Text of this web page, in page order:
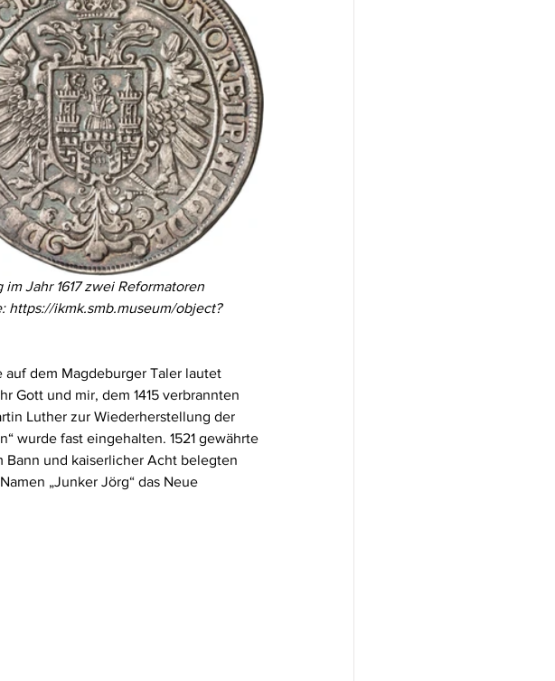
Jahr 1617 zwei Reformatoren
https://ikmk.smb.museum/object?
dem Magdeburger Taler lautet
Gott und mir, dem 1415 verbrannten
Luther zur Wiederherstellung der
wurde fast eingehalten. 1521 gewährte
Bann und kaiserlicher Acht belegten
„Junker Jörg“ das Neue